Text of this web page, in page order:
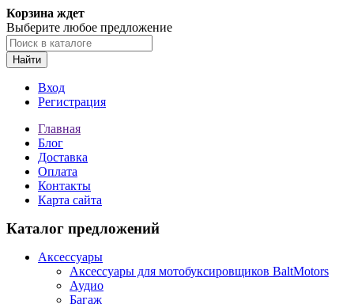
Корзина ждет
Выберите любое предложение
Найти
Вход
Регистрация
Главная
Блог
Доставка
Оплата
Контакты
Карта сайта
Каталог предложений
Аксессуары
Аксессуары для мотобуксировщиков BaltMotors
Аудио
Багаж